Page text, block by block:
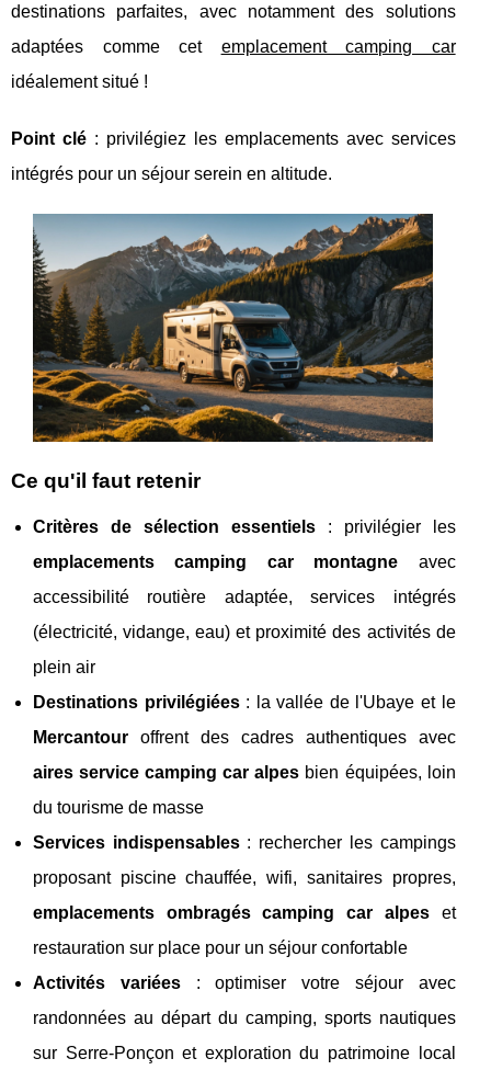
destinations parfaites, avec notamment des solutions
adaptées comme cet emplacement camping car
idéalement situé !
Point clé: privilégiez les emplacements avec services
intégrés pour un séjour serein en altitude.
Ce qu'il faut retenir
Critères de sélection essentiels: privilégier
les
emplacements camping car montagne avec
accessibilité routière adaptée, services intégrés
(électricité, vidange, eau) et proximité des activités de
plein air
Destinations privilégiées: la vallée de l'Ubaye et le
Mercantour offrent des cadres authentiques avec
aires service camping car alpes bien équipées, loin
du tourisme de masse
Services indispensables: rechercher les campings
proposant piscine chauffée, wifi, sanitaires propres,
emplacements ombragés camping car alpeset
restauration sur place pour un séjour confortable
Activités variées: optimiser votre séjour avec
randonnées au départ du camping, sports nautiques
sur Serre-Ponçon et exploration du patrimoine local